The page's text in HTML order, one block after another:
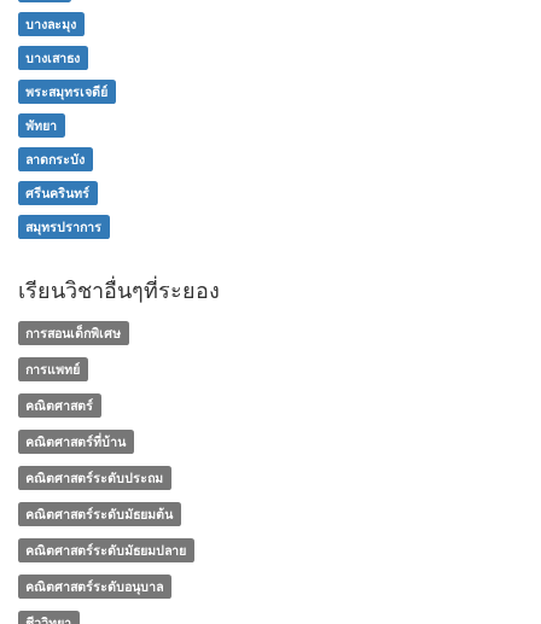
บางละมุง
บางเสาธง
พระสมุทรเจดีย์
พัทยา
ลาดกระบัง
ศรีนครินทร์
สมุทรปราการ
เรียนวิชาอื่นๆที่ระยอง
การสอนเด็กพิเศษ
การแพทย์
คณิตศาสตร์
คณิตศาสตร์ที่บ้าน
คณิตศาสตร์ระดับประถม
คณิตศาสตร์ระดับมัธยมต้น
คณิตศาสตร์ระดับมัธยมปลาย
คณิตศาสตร์ระดับอนุบาล